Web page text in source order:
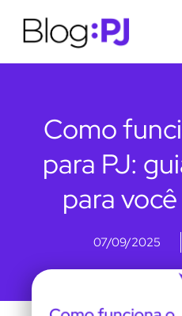
Como
para PJ:
para
07/09/2025